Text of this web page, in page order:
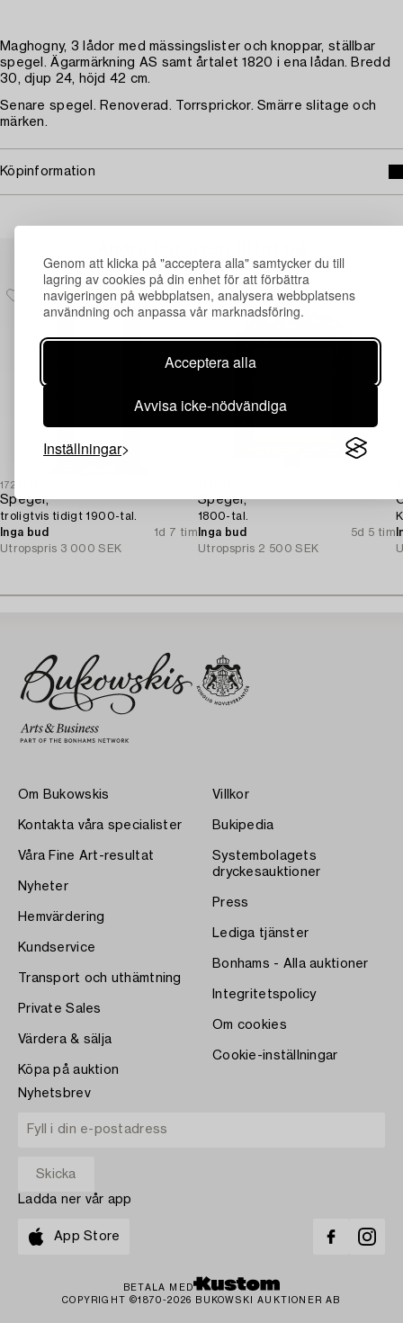
Genom att klicka på "acceptera alla" samtycker du till
lagring av cookies på din enhet för att förbättra
navigeringen på webbplatsen, analysera webbplatsens
användning och anpassa vår marknadsföring.
Acceptera alla
Avvisa icke-nödvändiga
Inställningar
Maghogny, 3 lådor med mässingslister och knoppar, ställbar
spegel. Ägarmärkning AS samt årtalet 1820 i ena lådan. Bredd
30, djup 24, höjd 42 cm.
Senare spegel. Renoverad. Torrsprickor. Smärre slitage och
märken.
Köpinformation
1727123
Spegel,
troligtvis tidigt 1900-tal.
Inga bud
1d 7 tim
Utropspris 3 000 SEK
Spegel,
1800-tal.
Inga bud
5d 5 tim
Utropspris 2 500 SEK
Om Bukowskis
Kontakta våra specialister
Våra Fine Art-resultat
Nyheter
Hemvärdering
Kundservice
Transport och uthämtning
Private Sales
Värdera & sälja
Köpa på auktion
Villkor
Bukipedia
Systembolagets
dryckesauktioner
Press
Lediga tjänster
Bonhams - Alla auktioner
Integritetspolicy
Om cookies
Cookie-inställningar
Nyhetsbrev
Ladda ner vår app
App Store
BETALA MED
COPYRIGHT ©1870-2026 BUKOWSKI AUKTIONER AB